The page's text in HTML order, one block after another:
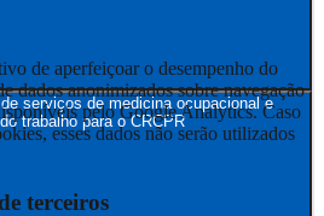
serviços de medicina ocupacional e
trabalho para o CRCPR
de aperfeiçoar o desempenho do
dados anonimizados sobre navegação
pelo Google Analytics. Caso
esses dados não serão utilizados
terceiros